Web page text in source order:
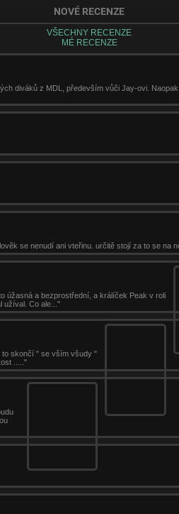
NOVÉ RECENZE
VŠECHNY RECENZE
MÉ RECENZE
diváků z MDL, především vůči Jay-ovi.
se nenudí ani vteřinu. určitě stojí za to se na
úžasná a bezprostřední, a králíček Peak v roli
užíval. Co ale..."
to skončí " se vším všudy "
....."